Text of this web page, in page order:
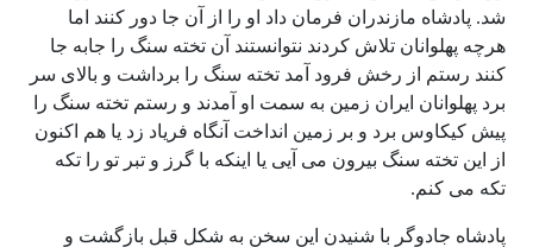
شد. پادشاه مازندران فرمان داد او را از آن جا دور کنند اما
هرچه پهلوانان تلاش کردند نتوانستند آن تخته سنگ را جابه جا
کنند رستم از رخش فرود آمد تخته سنگ را برداشت و بالای سر
برد پهلوانان ایران زمین به سمت او آمدند و رستم تخته سنگ را
پیش کیکاوس برد و بر زمین انداخت آنگاه فریاد زد یا هم اکنون
از این تخته سنگ بیرون می آیی یا اینکه با گرز و تبر تو را تکه
تکه می کنم.
پادشاه جادوگر با شنیدن این سخن به شکل قبل بازگشت و